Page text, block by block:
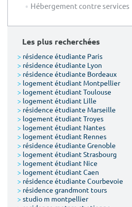
Hébergement contre services
Les plus recherchées
> résidence étudiante Paris
> résidence étudiante Lyon
> résidence étudiante Bordeaux
> logement étudiant Montpellier
> logement étudiant Toulouse
> logement étudiant Lille
> résidence étudiante Marseille
> logement étudiant Troyes
> logement étudiant Nantes
> logement étudiant Rennes
> résidence étudiante Grenoble
> logement étudiant Strasbourg
> logement étudiant Nice
> logement étudiant Caen
> résidence étudiante Courbevoie
> résidence grandmont tours
> studio m montpellier